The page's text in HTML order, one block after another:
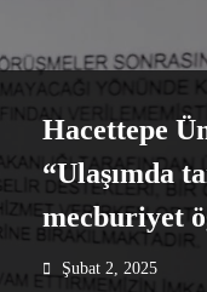
Hacettepe
“Ulaşımda
mecburiyet
olarak zor
Şubat 2, 2025